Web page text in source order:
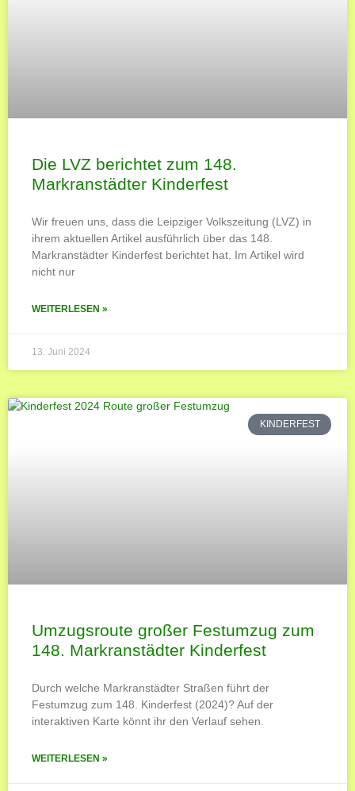
Die LVZ berichtet zum 148.
Markranstädter Kinderfest
Wir freuen uns, dass die Leipziger Volkszeitung (LVZ) in
ihrem aktuellen Artikel ausführlich über das 148.
Markranstädter Kinderfest berichtet hat. Im Artikel wird
nicht nur
WEITERLESEN »
13. Juni 2024
KINDERFEST
Umzugsroute großer Festumzug zum
148. Markranstädter Kinderfest
Durch welche Markranstädter Straßen führt der
Festumzug zum 148. Kinderfest (2024)? Auf der
interaktiven Karte könnt ihr den Verlauf sehen.
WEITERLESEN »